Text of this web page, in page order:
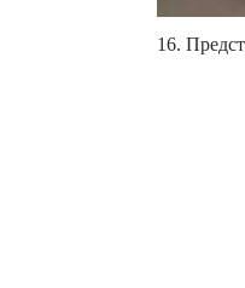
16.